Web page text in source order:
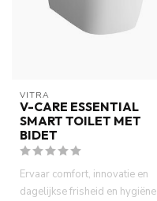
VITRA
V-CARE ESSENTIAL
SMART TOILET MET
BIDET
Ervaar comfort, innovatie en
dagelijkse frisheid en hygiëne